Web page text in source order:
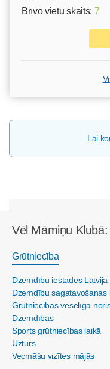
Brīvo vietu skaits: 7
Lai
Vēl Māmiņu Klubā:
Grūtniecība
Dzemdību iestādes Latvijā
Dzemdību sagatavošanas
Grūtniecības veselīga
Dzemdības
Sports grūtniecības laikā
Uzturs
Vecmāšu vizītes mājās